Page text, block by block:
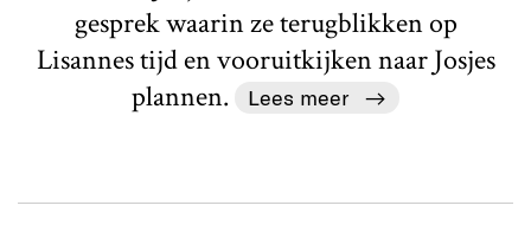
gesprek waarin ze terugblikken op
Lisannes tijd en vooruitkijken naar Josjes
plannen.
Lees meer